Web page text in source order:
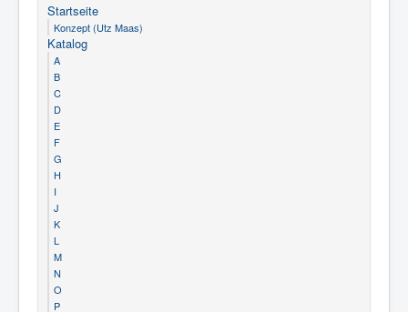
Startseite
Konzept (Utz Maas)
Katalog
A
B
C
D
E
F
G
H
I
J
K
L
M
N
O
P